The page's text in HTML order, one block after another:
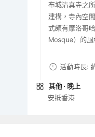
布城清真寺之
建構，寺內空
式頗有摩洛哥
Mosque）的風
活動時長:
其他 · 晚上
安抵香港